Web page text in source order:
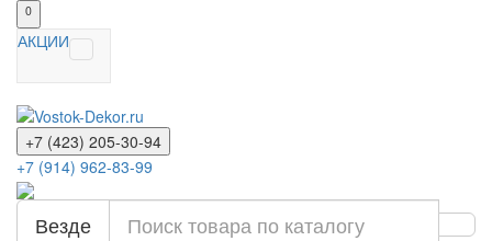
0
АКЦИИ
+7 (423) 205-30-94
+7 (914) 962-83-99
Везде